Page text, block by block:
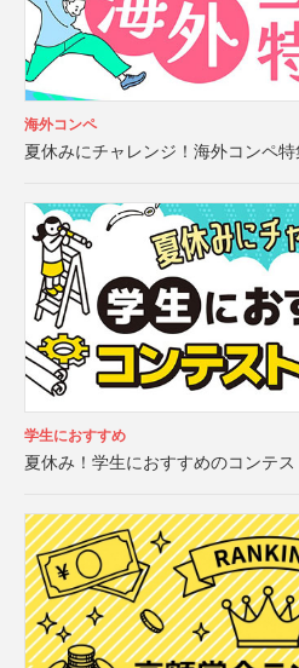
海外コンペ
夏休みにチャレンジ！海外コンペ
学生におすすめ
夏休み！学生におすすめのコンテス